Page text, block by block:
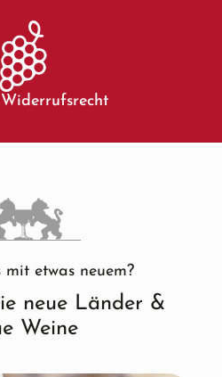
mit etwas neuem?
neue Länder &
Weine